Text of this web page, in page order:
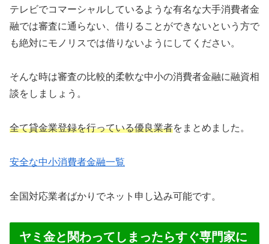
テレビでコマーシャルしているような有名な大手消費者金
融では審査に通らない、借りることができないという方で
も絶対にモノリスでは借りないようにしてください。
そんな時は審査の比較的柔軟な中小の消費者金融に融資相
談をしましょう。
全て貸金業登録を行っている優良業者をまとめました。
安全な中小消費者金融一覧
全国対応業者ばかりでネット申し込み可能です。
ヤミ金と関わってしまったらすぐ専門家に